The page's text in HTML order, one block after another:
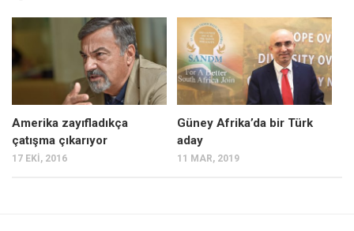
Amerika zayıfladıkça
çatışma çıkarıyor
17 EKI, 2016
Güney Afrika’da bir Türk
aday
11 MAR, 2019